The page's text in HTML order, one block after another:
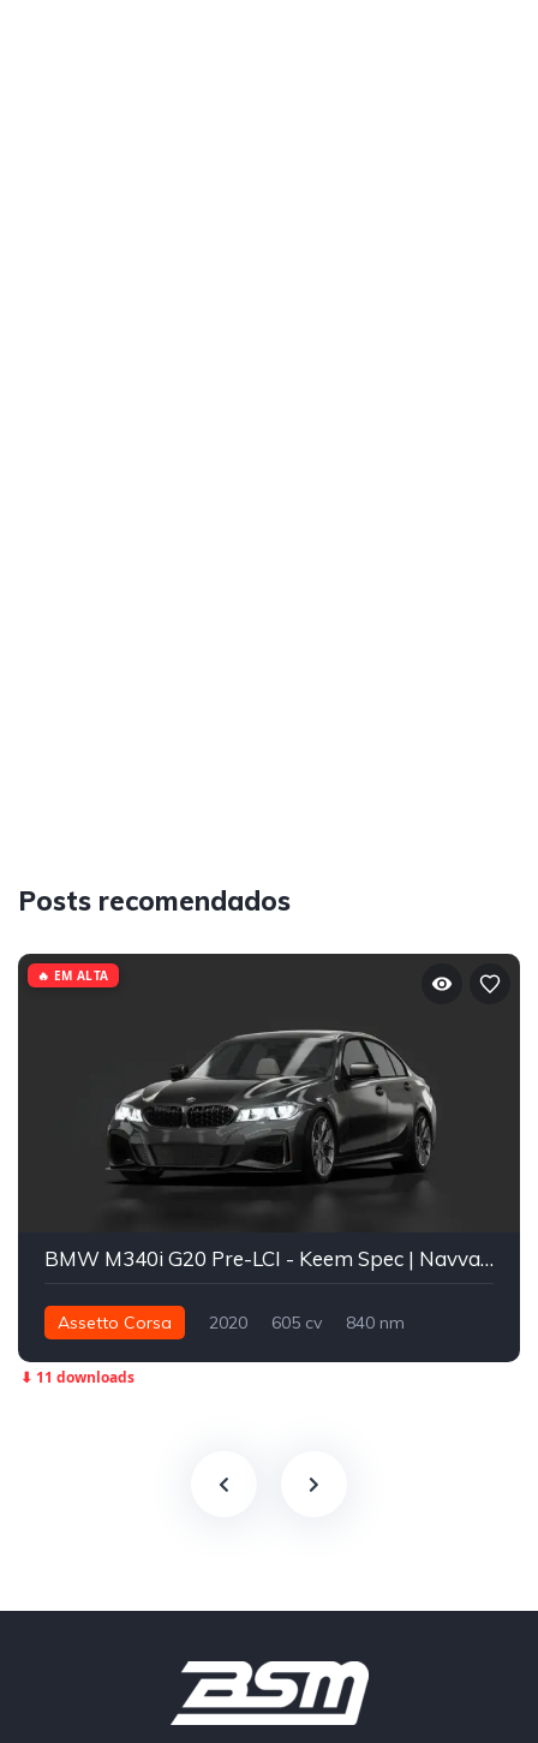
Posts recomendados
BMW M340i G20 Pre-LCI - Keem Spec | Navva x TGA
Assetto Corsa 2020 605 cv
840 nm
🔥 EM ALTA
⬇ 11 downloads